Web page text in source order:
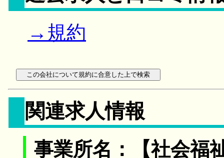
→規約
関連求人情報
事業所名：【社会福